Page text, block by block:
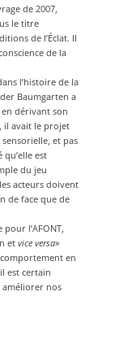
de 2007,
le titre
de l’Éclat. Il
de la
l’histoire de la
Baumgarten a
dérivant son
il avait le projet
et pas
est
du jeu
acteurs doivent
de face que de
l’AFONT,
et vice versa»
en
est certain
améliorer nos